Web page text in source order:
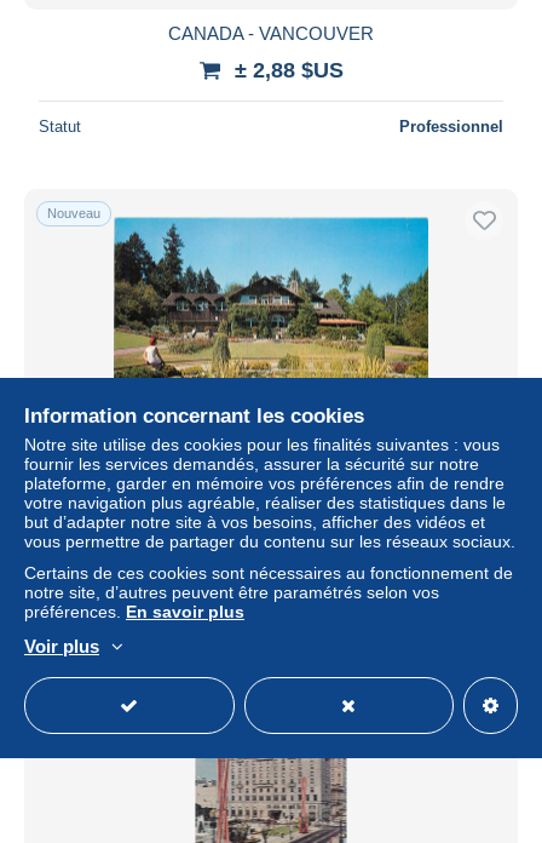
CANADA - VANCOUVER
± 2,88 $US
Statut Professionnel
Nouveau
CANADA - VANCOUVER
± 2,88 $US
Nouveau
Information concernant les cookies
Notre site utilise des cookies pour les finalités suivantes : vous
fournir les services demandés, assurer la sécurité sur notre
plateforme, garder en mémoire vos préférences afin de rendre
votre navigation plus agréable, réaliser des statistiques dans le
but d’adapter notre site à vos besoins, afficher des vidéos et
vous permettre de partager du contenu sur les réseaux sociaux.
Certains de ces cookies sont nécessaires au fonctionnement de
notre site, d’autres peuvent être paramétrés selon vos
préférences. En savoir plus
Voir plus